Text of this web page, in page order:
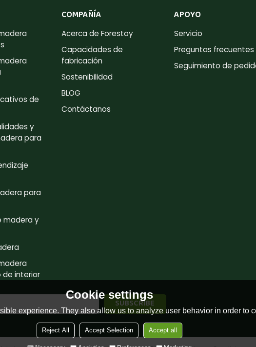
de
y
para
para
madera y
de interior
COMPAÑÍA
Acerca de Forestoy
Capacidades de
fabricación
Sostenibilidad
BLOG
Contáctanos
APOYO
Servicio
Preguntas frecuentes
Seguimiento de
Cookie settings
experience. They also allow us to analyze user behavior in order to
Reject All Accept Selection Accept all